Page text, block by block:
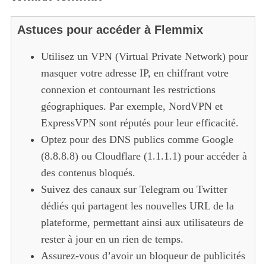
Astuces pour accéder à Flemmix
Utilisez un VPN (Virtual Private Network) pour
masquer votre adresse IP, en chiffrant votre
connexion et contournant les restrictions
géographiques. Par exemple, NordVPN et
ExpressVPN sont réputés pour leur efficacité.
Optez pour des DNS publics comme Google
(8.8.8.8) ou Cloudflare (1.1.1.1) pour accéder à
des contenus bloqués.
Suivez des canaux sur Telegram ou Twitter
dédiés qui partagent les nouvelles URL de la
plateforme, permettant ainsi aux utilisateurs de
rester à jour en un rien de temps.
Assurez-vous d’avoir un bloqueur de publicités